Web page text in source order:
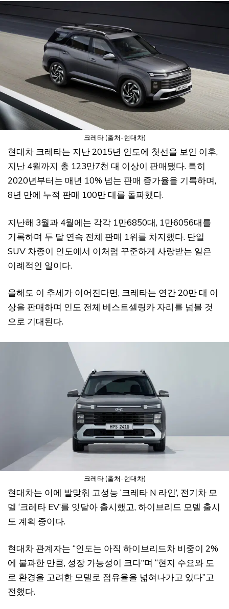
크레타 (출처-현대차)
현대차 크레타는 지난 2015년 인도에 첫선을 보인 이후,
지난 4월까지 총 123만7천 대 이상이 판매됐다. 특히
2020년부터는 매년 10% 넘는 판매 증가율을 기록하며,
8년 만에 누적 판매 100만 대를 돌파했다.
지난해 3월과 4월에는 각각 1만6850대, 1만6056대를
기록하며 두 달 연속 전체 판매 1위를 차지했다. 단일
SUV 차종이 인도에서 이처럼 꾸준하게 사랑받는 일은
이례적인 일이다.
올해도 이 추세가 이어진다면, 크레타는 연간 20만 대 이
상을 판매하며 인도 전체 베스트셀링카 자리를 넘볼 것
으로 기대된다.
크레타 (출처-현대차)
현대차는 이에 발맞춰 고성능 ‘크레타 N 라인’, 전기차 모
델 ‘크레타 EV’를 잇달아 출시했고, 하이브리드 모델 출시
도 계획 중이다.
현대차 관계자는 “인도는 아직 하이브리드차 비중이 2%
에 불과한 만큼, 성장 가능성이 크다”며 “현지 수요와 도
로 환경을 고려한 모델로 점유율을 넓혀나가고 있다”고
전했다.